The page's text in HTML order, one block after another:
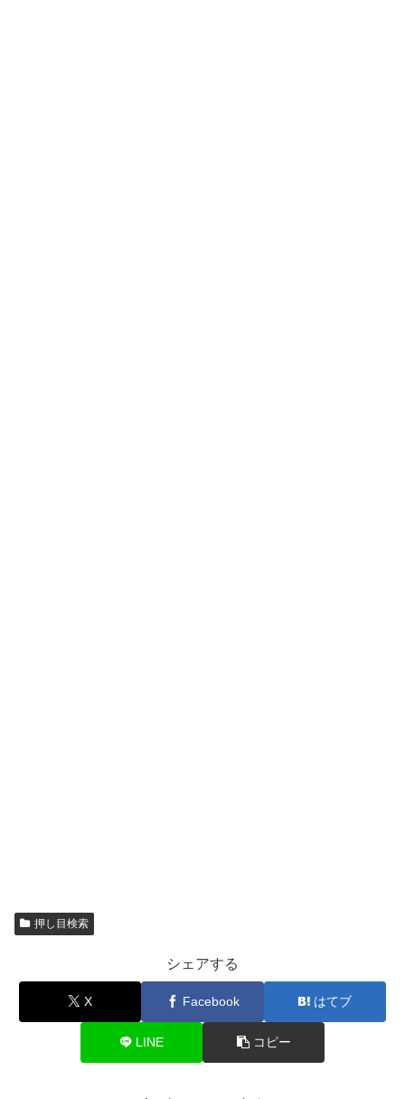
押し目検索
シェアする
X Facebook はてブ
LINE コピー